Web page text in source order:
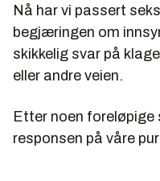
Nå har vi passert
begjæringen om
skikkelig svar på
eller andre veien.
Etter noen foreløpige
responsen på våre